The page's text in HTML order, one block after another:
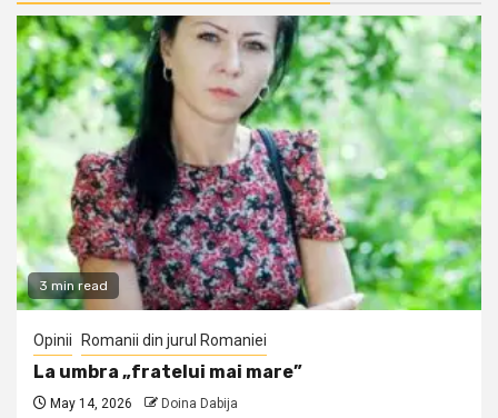
3 min read
Opinii Romanii din jurul Romaniei
La umbra „fratelui mai mare”
May 14, 2026 Doina Dabija